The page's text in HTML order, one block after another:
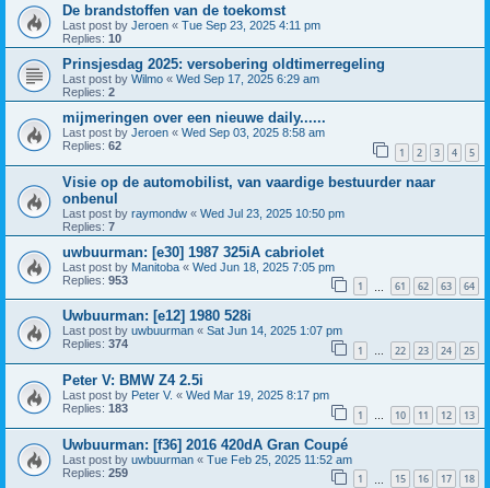
De brandstoffen van de toekomst
Last post by Jeroen « Tue Sep 23, 2025 4:11 pm
Replies: 10
Prinsjesdag 2025: versobering oldtimerregeling
Last post by Wilmo « Wed Sep 17, 2025 6:29 am
Replies: 2
mijmeringen over een nieuwe daily......
Last post by Jeroen « Wed Sep 03, 2025 8:58 am
Replies: 62 1 2 3 4 5
Visie op de automobilist, van vaardige bestuurder naar
onbenul
Last post by raymondw « Wed Jul 23, 2025 10:50 pm
Replies: 7
uwbuurman: [e30] 1987 325iA cabriolet
Last post by Manitoba « Wed Jun 18, 2025 7:05 pm
Replies: 953 1 61 62 63 64
Uwbuurman: [e12] 1980 528i
Last post by uwbuurman « Sat Jun 14, 2025 1:07 pm
Replies: 374 1 … 22 23 24 25
Peter V: BMW Z4 2.5i
Last post by Peter V. « Wed Mar 19, 2025 8:17 pm
Replies: 183 1 10 11 12 13
Uwbuurman: [f36] 2016 420dA Gran Coupé
Last post by uwbuurman « Tue Feb 25, 2025 11:52 am
Replies: 259 1 15 16 17 18